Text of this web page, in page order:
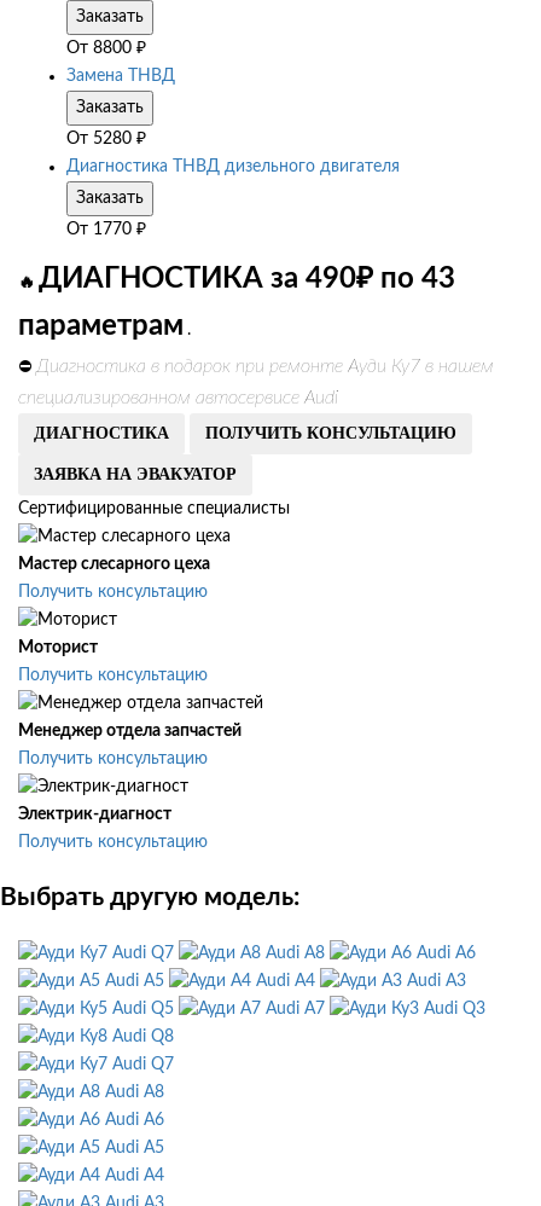
Заказать
От 8800 ₽
Замена ТНВД
Заказать
От 5280 ₽
Диагностика ТНВД дизельного двигателя
Заказать
От 1770 ₽
🔥 ДИАГНОСТИКА за 490₽ по 43
параметрам .
⛔ Диагностика в подарок при ремонте Ауди Ку7 в нашем
специализированном автосервисе Audi
ДИАГНОСТИКА ПОЛУЧИТЬ КОНСУЛЬТАЦИЮ
ЗАЯВКА НА ЭВАКУАТОР
Сертифицированные специалисты
Мастер слесарного цеха
Получить консультацию
Моторист
Получить консультацию
Менеджер отдела запчастей
Получить консультацию
Электрик-диагност
Получить консультацию
Выбрать другую модель:
Audi Q7 Audi A8
Audi A6
Audi A5
Audi A4
Audi A3
Audi Q5
Audi A7
Audi Q3
Audi Q8
Audi Q7
Audi A8
Audi A6
Audi A5
Audi A4